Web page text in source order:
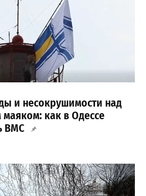
и несокрушимости над
как в Одессе
ВМС